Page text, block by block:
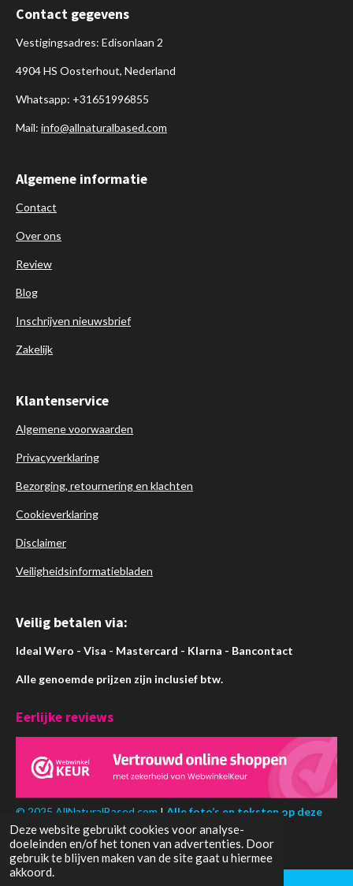
Deze website gebruikt cookies voor analyse-
doeleinden en/of het tonen van advertenties. Door
gebruik te blijven maken van de site gaat u hiermee
akkoord.
Contact gegevens
Vestigingsadres: Edisonlaan 2
4904 HS Oosterhout, Nederland
Whatsapp: +31651996855
Mail: info@allnaturalbased.com
Algemene informatie
Contact
Over ons
Review
Blog
Inschrijven nieuwsbrief
Zakelijk
Klantenservice
Algemene voorwaarden
Privacyverklaring
Bezorging, retournering en klachten
Cookieverklaring
Disclaimer
Veiligheidsinformatiebladen
Veilig betalen via:
Ideal Wero - Visa - Mastercard - Klarna - Bancontact
Alle genoemde prijzen zijn inclusief btw.
Eerlijke reviews
© 2025 AllNaturalBased.com I Alle foto’s en teksten op deze
website zijn eigendom van AllNaturalBased.com